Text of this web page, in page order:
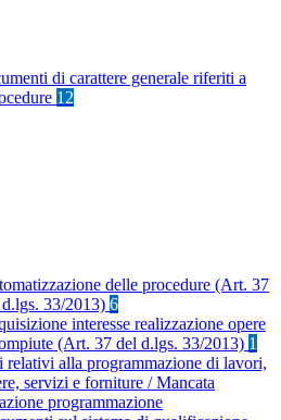
di carattere generale riferiti a
12
delle procedure (Art. 37
33/2013) 6
interesse realizzazione opere
(Art. 37 del d.lgs. 33/2013) 1
relativi alla programmazione di lavori,
servizi e forniture / Mancata
programmazione